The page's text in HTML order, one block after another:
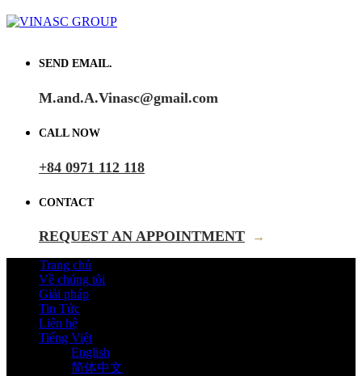
SEND EMAIL.
M.and.A.Vinasc@gmail.com
CALL NOW
+84 0971 112 118
CONTACT
REQUEST AN APPOINTMENT →
Trang chủ
Về chúng tôi
Giải pháp
Tin Tức
Liên hệ
Tiếng Việt
English
简体中文